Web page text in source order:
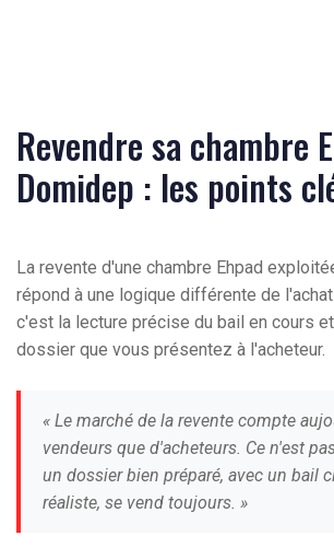
Revendre sa chambre
Domidep : les points
La revente d'une chambre Ehpad
répond à une logique différente de
c'est la lecture précise du bail en cours
dossier que vous présentez à l'acheteur.
« Le marché de la revente compte
vendeurs que d'acheteurs. Ce n'est
un dossier bien préparé, avec un bail
réaliste, se vend toujours. »